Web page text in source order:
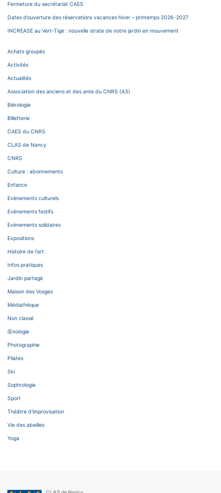
Fermeture du secrétariat CAES
Dates d’ouverture des réservations vacances hiver – printemps 2026-2027
INCREASE au Vert-Tige : nouvelle strate de notre jardin en mouvement
Achats groupés
Activités
Actualités
Association des anciens et des amis du CNRS (A3)
Biérologie
Billetterie
CAES du CNRS
CLAS de Nancy
CNRS
Culture : abonnements
Enfance
Evènements culturels
Evènements festifs
Evènements solidaires
Expositions
Histoire de l'art
Infos pratiques
Jardin partagé
Maison des Vosges
Médiathèque
Non classé
Œnologie
Photographie
Pilates
Ski
Sophrologie
Sport
Théâtre d'improvisation
Vie des abeilles
Yoga